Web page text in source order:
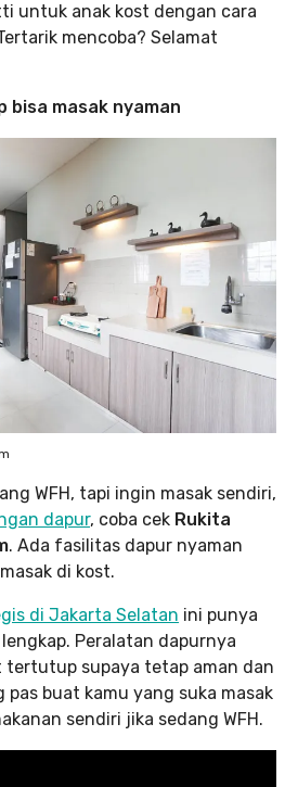
untuk anak kost dengan cara
mencoba? Selamat
bisa masak nyaman
WFH, tapi ingin masak sendiri,
dapur, coba cek Rukita
. Ada fasilitas dapur nyaman
di kost.
di Jakarta Selatan ini punya
Peralatan dapurnya
tertutup supaya tetap aman dan
pas buat kamu yang suka masak
sendiri jika sedang WFH.